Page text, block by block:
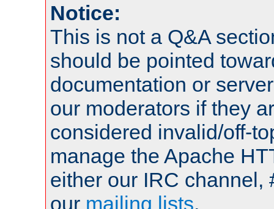
Notice:
This is not a Q&A
should be pointed
documentation or
our moderators if they
considered invalid/off-
manage the Apache
either our IRC channel,
our mailing lists.